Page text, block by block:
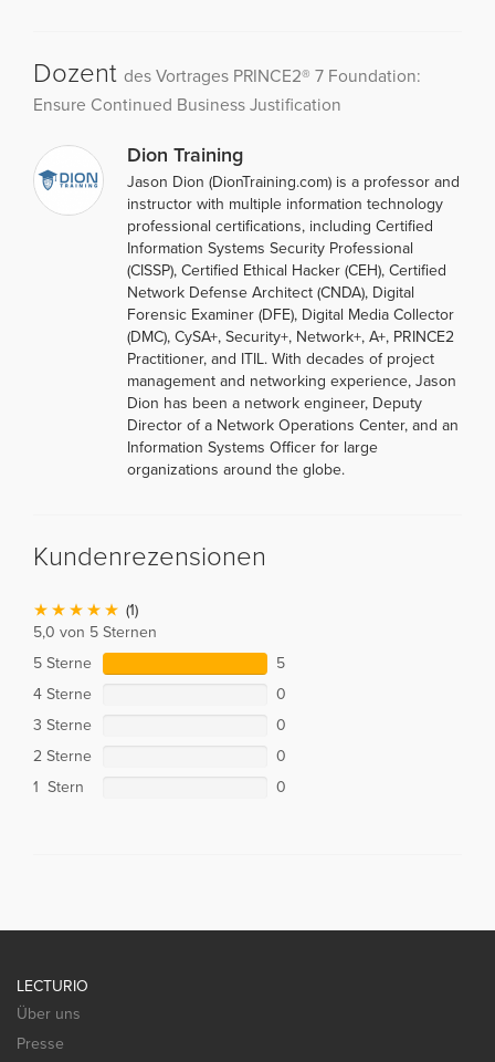
Dozent des Vortrages PRINCE2® 7 Foundation:
Ensure Continued Business Justification
Dion Training
Jason Dion (DionTraining.com) is a professor and
instructor with multiple information technology
professional certifications, including Certified
Information Systems Security Professional
(CISSP), Certified Ethical Hacker (CEH), Certified
Network Defense Architect (CNDA), Digital
Forensic Examiner (DFE), Digital Media Collector
(DMC), CySA+, Security+, Network+, A+, PRINCE2
Practitioner, and ITIL. With decades of project
management and networking experience, Jason
Dion has been a network engineer, Deputy
Director of a Network Operations Center, and an
Information Systems Officer for large
organizations around the globe.
Kundenrezensionen
(1)
5,0 von 5 Sternen
5 Sterne
5
4 Sterne
0
3 Sterne
0
2 Sterne
0
1 Stern
0
LECTURIO
Über uns
Presse